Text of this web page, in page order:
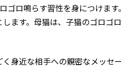
ゴロ鳴らす習性を身につけま
ます。母猫は、子猫のゴロゴ
身近な相手への親密なメッセ